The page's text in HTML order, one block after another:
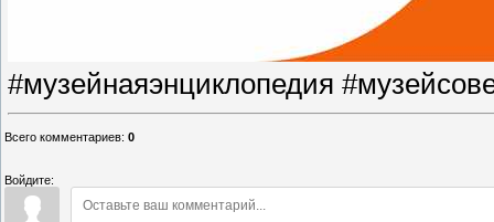
#музейнаяэнциклопедия
Всего комментариев: 0
Войдите: